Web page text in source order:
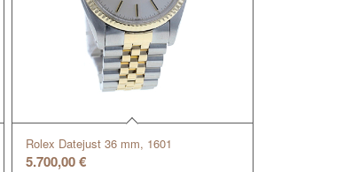
Rolex Datejust 36 mm, 1601
5.700,00€